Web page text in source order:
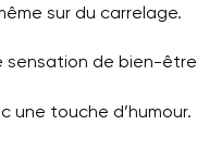
sur du carrelage.
sensation de bien-
une touche d’humour.